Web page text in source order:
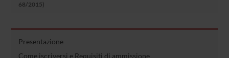
68/2015)
Presentazione
Come iscriversi e Requisiti di ammissione